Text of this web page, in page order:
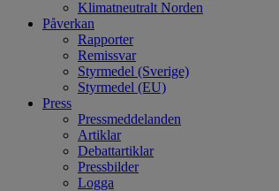
Klimatneutralt Norden
Påverkan
Rapporter
Remissvar
Styrmedel (Sverige)
Styrmedel (EU)
Press
Pressmeddelanden
Artiklar
Debattartiklar
Pressbilder
Logga